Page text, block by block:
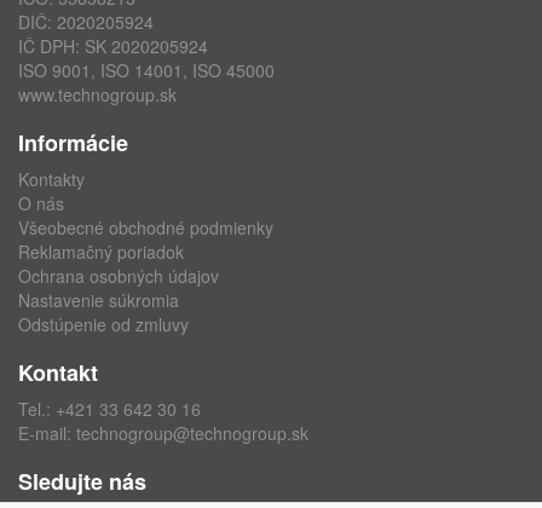
DIČ: 2020205924
IČ DPH: SK 2020205924
ISO 9001, ISO 14001, ISO 45000
www.technogroup.sk
Informácie
Kontakty
O nás
Všeobecné obchodné podmienky
Reklamačný poriadok
Ochrana osobných údajov
Nastavenie súkromia
Odstúpenie od zmluvy
Kontakt
Tel.: +421 33 642 30 16
E-mail: technogroup@technogroup.sk
Sledujte nás